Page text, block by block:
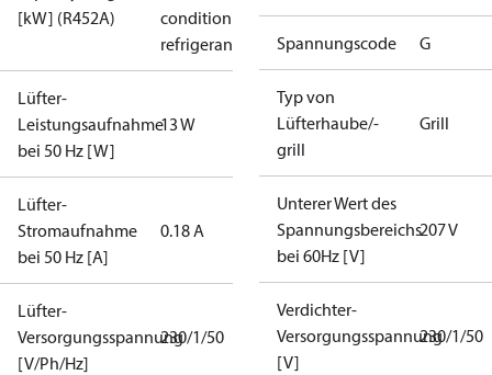
[kW] (R452A)
condition /
refrigerant
Lüfter-
Leistungsaufnahme
bei 50 Hz [W]
13 W
Lüfter-
Stromaufnahme
bei 50 Hz [A]
0.18 A
Lüfter-
Versorgungsspannung
[V/Ph/Hz]
230/1/50
Spannungscode G
Typ von
Lüfterhaube/-
grill
Grill
Unterer Wert des
Spannungsbereichs
bei 60Hz [V]
207 V
Verdichter-
Versorgungsspannung
[V]
230/1/50